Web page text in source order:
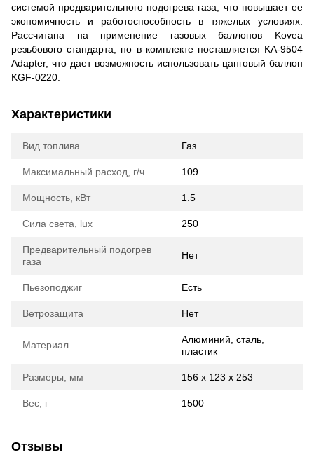
системой предварительного подогрева газа, что повышает ее
экономичность и работоспособность в тяжелых условиях.
Рассчитана на применение газовых баллонов Kovea
резьбового стандарта, но в комплекте поставляется KA-9504
Adapter, что дает возможность использовать цанговый баллон
KGF-0220.
Характеристики
Вид топлива Газ
Максимальный расход, г/ч 109
Мощность, кВт 1.5
Сила света, lux 250
Предварительный подогрев
газа
Нет
Пьезоподжиг Есть
Ветрозащита Нет
Материал
Алюминий, сталь,
пластик
Размеры, мм 156 х 123 х 253
Вес, г 1500
Отзывы